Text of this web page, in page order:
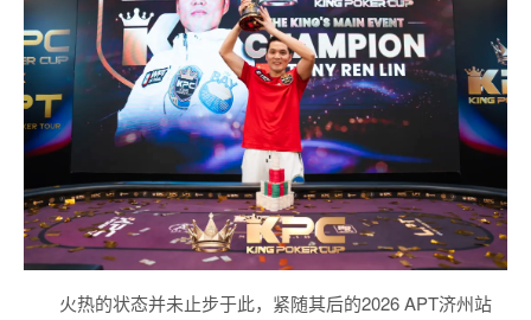
火热的状态并未止步于此，紧随其后的2026 APT济州站